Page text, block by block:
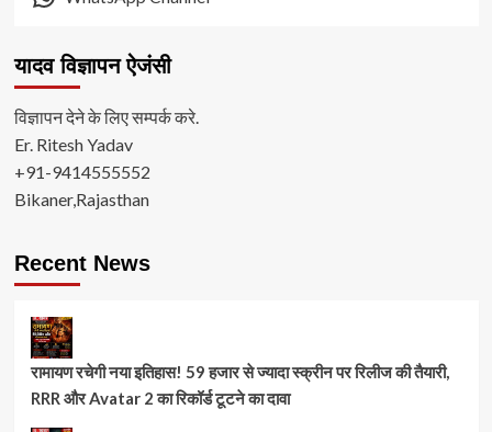
यादव विज्ञापन ऐजंसी
विज्ञापन देने के लिए सम्पर्क करे.
Er. Ritesh Yadav
+91-9414555552
Bikaner,Rajasthan
Recent News
रामायण रचेगी नया इतिहास! 59 हजार से ज्यादा स्क्रीन पर रिलीज की तैयारी,
RRR और Avatar 2 का रिकॉर्ड टूटने का दावा